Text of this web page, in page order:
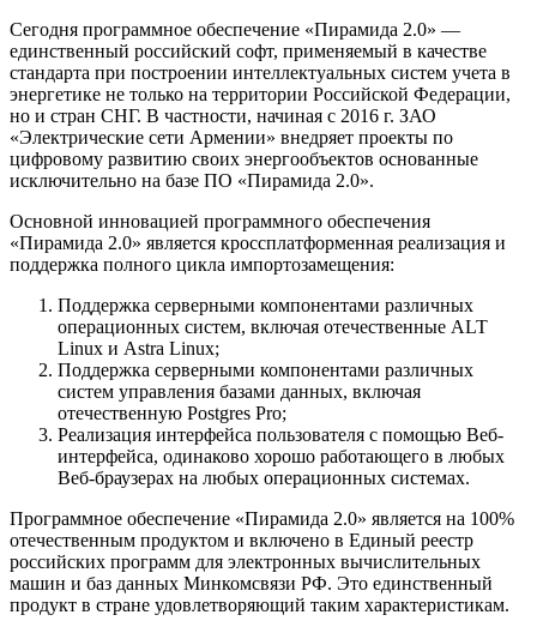
Сегодня программное обеспечение «Пирамида 2.0» —
единственный российский софт, применяемый в качестве
стандарта при построении интеллектуальных систем учета в
энергетике не только на территории Российской Федерации,
но и стран СНГ. В частности, начиная с 2016 г. ЗАО
«Электрические сети Армении» внедряет проекты по
цифровому развитию своих энергообъектов основанные
исключительно на базе ПО «Пирамида 2.0».
Основной инновацией программного обеспечения
«Пирамида 2.0» является кроссплатформенная реализация и
поддержка полного цикла импортозамещения:
Поддержка серверными компонентами различных
операционных систем, включая отечественные ALT
Linux и Astra Linux;
Поддержка серверными компонентами различных
систем управления базами данных, включая
отечественную Postgres Pro;
Реализация интерфейса пользователя с помощью Веб-
интерфейса, одинаково хорошо работающего в любых
Веб-браузерах на любых операционных системах.
Программное обеспечение «Пирамида 2.0» является на 100%
отечественным продуктом и включено в Единый реестр
российских программ для электронных вычислительных
машин и баз данных Минкомсвязи РФ. Это единственный
продукт в стране удовлетворяющий таким характеристикам.